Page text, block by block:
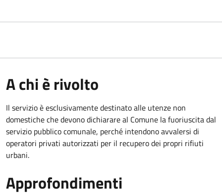
A chi è rivolto
Il servizio è esclusivamente destinato alle utenze non
domestiche che devono dichiarare al Comune la fuoriuscita dal
servizio pubblico comunale, perché intendono avvalersi di
operatori privati autorizzati per il recupero dei propri rifiuti
urbani.
Approfondimenti